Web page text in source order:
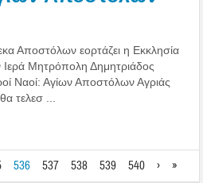
Αποστόλων εορτάζει η Εκκλησία
Μητρόπολη Δημητριάδος
Ναοί: Αγίων Αποστόλων Αγριάς
τελεσ ...
536 537 538 539 540 › »